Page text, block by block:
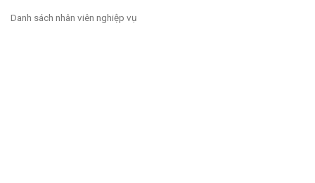
Danh sách nhân viên nghiệp vụ